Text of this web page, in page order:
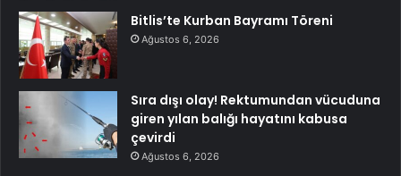
Bitlis’te Kurban Bayramı Töreni
Ağustos 6, 2026
Sıra dışı olay! Rektumundan vücuduna
giren yılan balığı hayatını kabusa
çevirdi
Ağustos 6, 2026